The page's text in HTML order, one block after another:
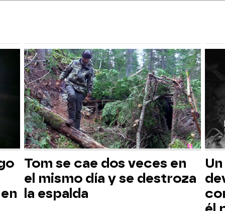
Tom se cae dos veces en
el mismo día y se destroza
la espalda